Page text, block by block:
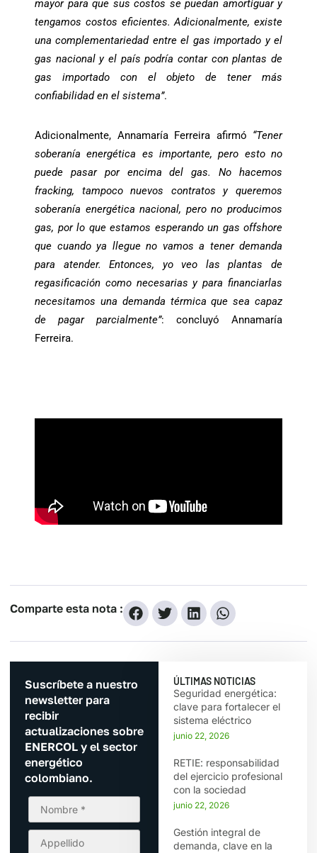
mayor para que sus costos se puedan amortiguar y
tengamos costos eficientes. Adicionalmente, existe
una complementariedad entre el gas importado y el
gas nacional y el país podría contar con plantas de
gas importado con el objeto de tener más
confiabilidad en el sistema”.
Adicionalmente, Annamaría Ferreira afirmó “Tener
soberanía energética es importante, pero esto no
puede pasar por encima del gas. No hacemos
fracking, tampoco nuevos contratos y queremos
soberanía energética nacional, pero no producimos
gas, por lo que estamos esperando un gas offshore
que cuando ya llegue no vamos a tener demanda
para atender. Entonces, yo veo las plantas de
regasificación como necesarias y para financiarlas
necesitamos una demanda térmica que sea capaz
de pagar parcialmente”: concluyó Annamaría
Ferreira.
Comparte esta nota :
Suscríbete a nuestro
newsletter para
recibir
actualizaciones sobre
ENERCOL y el sector
energético
colombiano.
ÚLTIMAS NOTICIAS
Seguridad energética:
clave para fortalecer el
sistema eléctrico
junio 22, 2026
RETIE: responsabilidad
del ejercicio profesional
con la sociedad
junio 22, 2026
Gestión integral de
demanda, clave en la